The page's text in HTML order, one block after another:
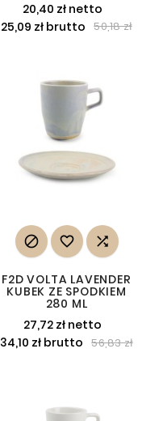
20,40 zł netto
25,09 zł brutto 50,18 zł
  
F2D VOLTA LAVENDER
KUBEK ZE SPODKIEM
280 ML
27,72 zł netto
34,10 zł brutto 56,83 zł